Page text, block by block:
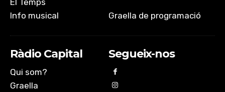
El Temps
Info musical
Graella de programació
Ràdio Capital
Qui som?
Graella
Segueix-nos